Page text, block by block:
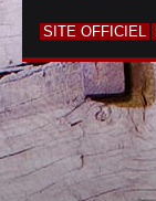
SITE OFFICIEL